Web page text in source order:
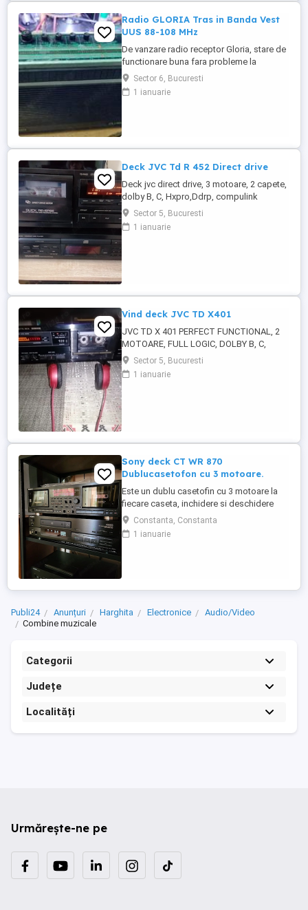
Radio GLORIA Tras in Banda Vest
UUS 88-108 MHz
De vanzare radio receptor Gloria, stare de
functionare buna fara probleme la
comutatoarele de game ESTE TRAS IN
BANDA VEST 88.5 108 MHz
Sector 6, Bucuresti
1 ianuarie
Deck JVC Td R 452 Direct drive
Deck jvc direct drive, 3 motoare, 2 capete,
dolby B, C, Hxpro,Ddrp, compulink
sincronizare 1,cu alte aparate, cd direct,
functi ant, ridicare personala, probe.
Sunet fin, dinamic specific JVC.
Sector 5, Bucuresti
1 ianuarie
Vind deck JVC TD X401
JVC TD X 401 PERFECT FUNCTIONAL, 2
MOTOARE, FULL LOGIC, DOLBY B, C,
SELECTOR METAL, CROME, NORMAL,
IESIRE CASCA, MICROFON INTRARI, I
NPUT BALANCE, INPUT Level, index scan.
Sector 5, Bucuresti
1 ianuarie
Sony deck CT WR 870
Dublucasetofon cu 3 motoare.
Este un dublu casetofin cu 3 motoare la
fiecare caseta, inchidere si deschidere
usă casete digitala, inregistrare pe ambele
parti, poate inregistra de la o sursa pe
ambele casete in acelasi timp. Full digital.
Constanta, Constanta
1 ianuarie
Publi24 Anunțuri Harghita Electronice
Audio/Video
Combine muzicale
Categorii
Județe
Localități
Urmărește-ne pe